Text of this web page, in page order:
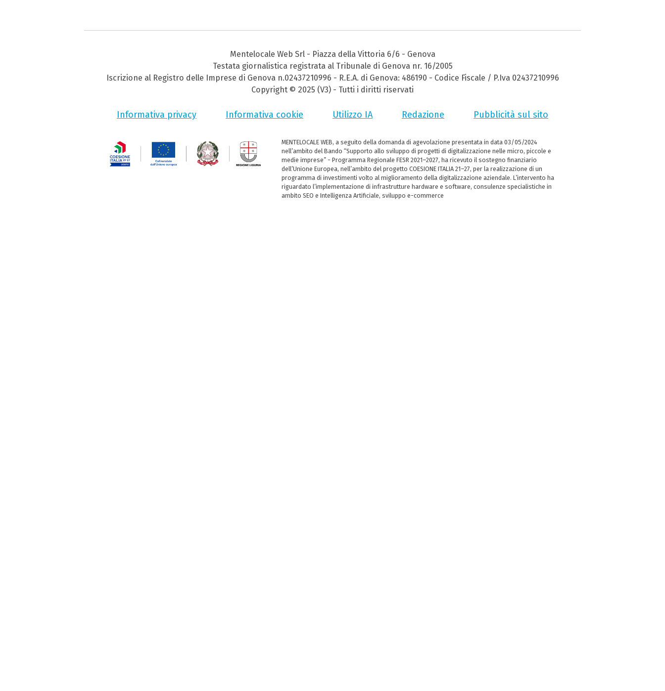
Mentelocale Web Srl - Piazza della Vittoria 6/6 - Genova
Testata giornalistica registrata al Tribunale di Genova nr. 16/2005
Iscrizione al Registro delle Imprese di Genova n.02437210996 - R.E.A. di Genova: 486190 - Codice Fiscale / P.Iva 02437210996
Copyright © 2025 (V3) - Tutti i diritti riservati
Informativa privacy Informativa cookie Utilizzo IA Redazione Pubblicità sul sito
MENTELOCALE WEB, a seguito della domanda di agevolazione presentata in data 03/05/2024
nell’ambito del Bando “Supporto allo sviluppo di progetti di digitalizzazione nelle micro, piccole e
medie imprese” - Programma Regionale FESR 2021–2027, ha ricevuto il sostegno finanziario
dell’Unione Europea, nell’ambito del progetto COESIONE ITALIA 21–27, per la realizzazione di un
programma di investimenti volto al miglioramento della digitalizzazione aziendale. L’intervento ha
riguardato l’implementazione di infrastrutture hardware e software, consulenze specialistiche in
ambito SEO e Intelligenza Artificiale, sviluppo e-commerce